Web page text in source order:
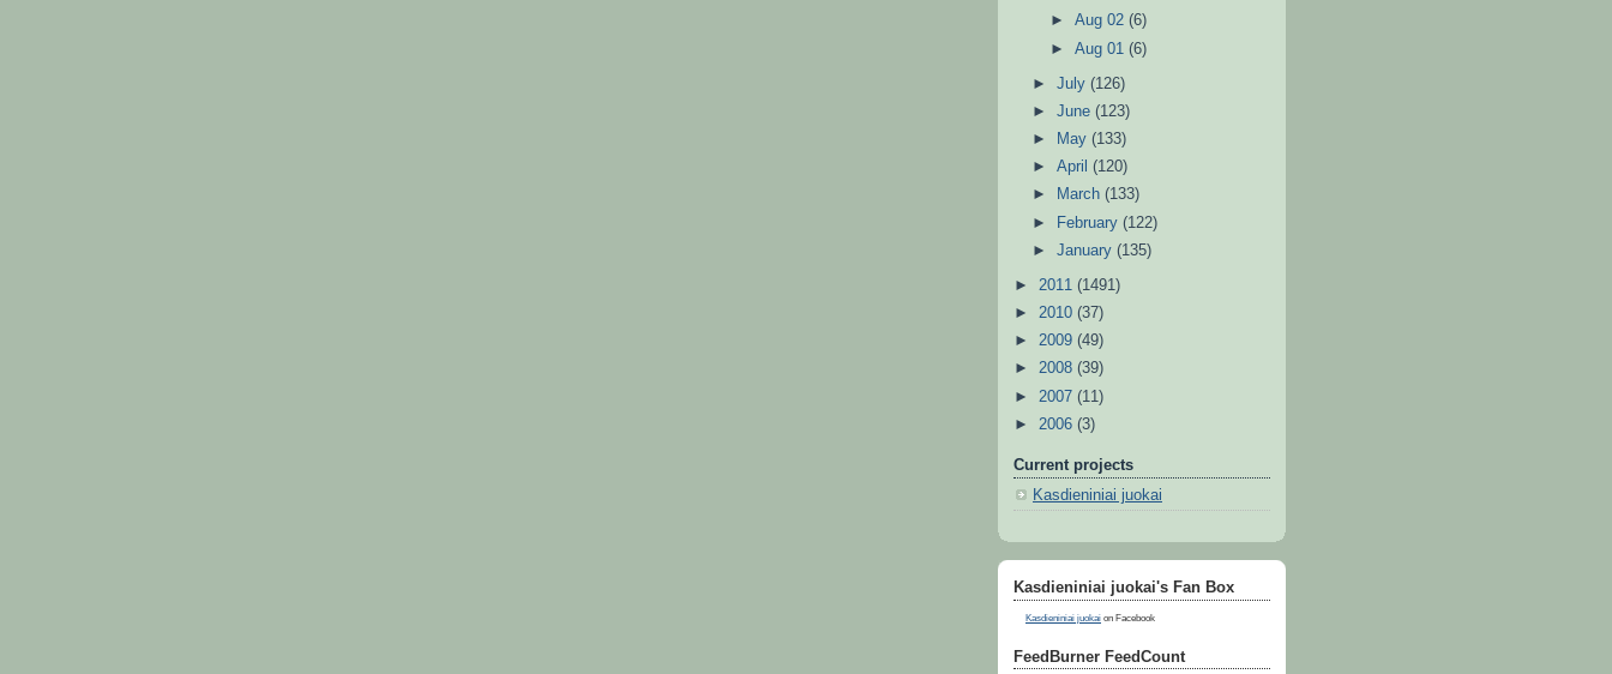
►Aug 02(6)
►Aug 01(6)
►July(126)
►June(123)
►
May(133)
►April(120)
►
March(133)
►
February(122)
►January(135)
► 2011 (1491)
► 2010 (37)
► 2009 (49)
► 2008 (39)
► 2007 (11)
► 2006 (3)
Current projects
Kasdieniniai juokai
Kasdieniniai juokai's Fan Box
Kasdieniniai juokai on Facebook
FeedBurner FeedCount